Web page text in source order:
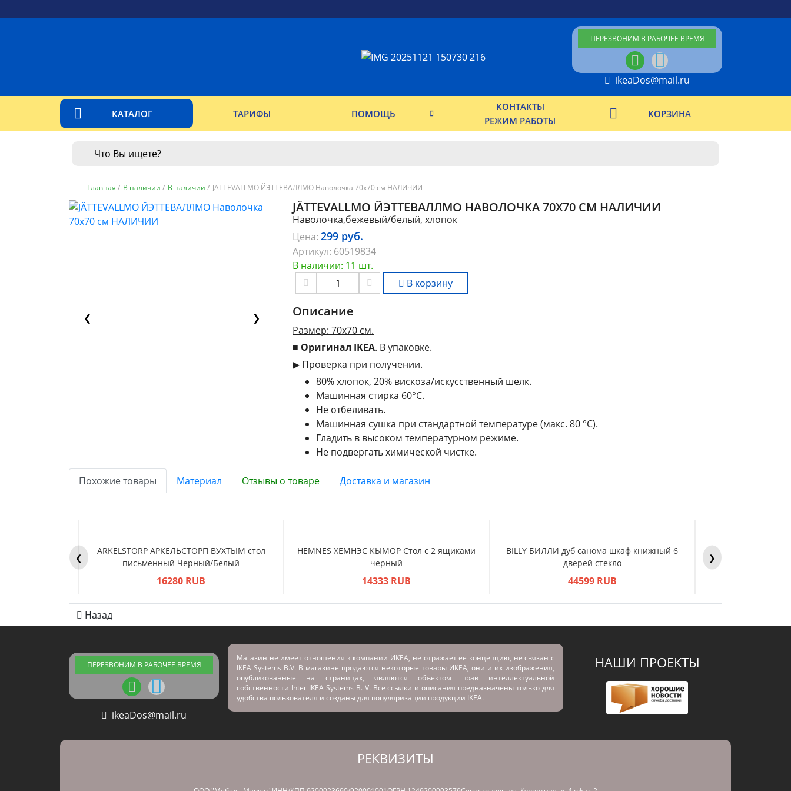
ПЕРЕЗВОНИМ В РАБОЧЕЕ ВРЕМЯ
ikeaDos@mail.ru
КАТАЛОГ ТАРИФЫ ПОМОЩЬ
КОНТАКТЫ
РЕЖИМ РАБОТЫ
КОРЗИНА
Главная / В наличии / В наличии / JÄTTEVALLMO ЙЭТТЕВАЛЛМО Наволочка 70x70 см НАЛИЧИИ
❮ ❯
JÄTTEVALLMO ЙЭТТЕВАЛЛМО НАВОЛОЧКА 70X70 СМ НАЛИЧИИ
Наволочка,бежевый/белый, хлопок
Цена: 299 руб.
Артикул: 60519834
В наличии: 11 шт.
В корзину
Описание
Размер: 70x70 см.
■ Оригинал IKEA. В упаковке.
▶ Проверка при получении.
80% хлопок, 20% вискоза/искусственный шелк.
Машинная стирка 60°С.
Не отбеливать.
Машинная сушка при стандартной температуре (макс. 80 °C).
Гладить в высоком температурном режиме.
Не подвергать химической чистке.
Похожие товары Материал Отзывы о товаре Доставка и магазин
❮
ARKELSTORP АРКЕЛЬСТОРП ВУХТЫМ стол
письменный Черный/Белый
16280 RUB
HEMNES ХЕМНЭС КЫМОР Стол c 2 ящиками
черный
14333 RUB
BILLY БИЛЛИ дуб санома шкаф книжный 6
дверей стекло
44599 RUB
BILLY БИЛЛИ дуб
❯
Назад
ПЕРЕЗВОНИМ В РАБОЧЕЕ ВРЕМЯ
ikeaDos@mail.ru
Магазин не имеет отношения к компании ИКЕА, не отражает ее концепцию, не связан с
IKEA Systems B.V. В магазине продаются некоторые товары ИКЕА, они и их изображения,
опубликованные на страницах, являются объектом прав интеллектуальной
собственности Inter IKEA Systems B. V. Все ссылки и описания предназначены только для
удобства пользователя и созданы для популяризации продукции IKEA.
НАШИ ПРОЕКТЫ
РЕКВИЗИТЫ